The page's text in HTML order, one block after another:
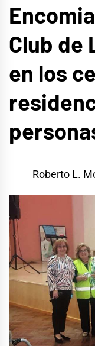
Club de
en los
Roberto L.